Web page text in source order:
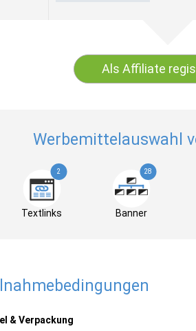
Als Affiliate
Werbemittelauswahl
2
Textlinks
28
Banner
& Verpackung